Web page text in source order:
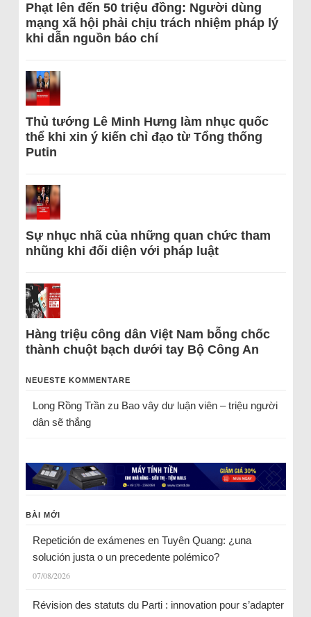
Phạt lên đến 50 triệu đồng: Người dùng
mạng xã hội phải chịu trách nhiệm pháp lý
khi dẫn nguồn báo chí
Thủ tướng Lê Minh Hưng làm nhục quốc
thể khi xin ý kiến chỉ đạo từ Tổng thống
Putin
Sự nhục nhã của những quan chức tham
nhũng khi đối diện với pháp luật
Hàng triệu công dân Việt Nam bỗng chốc
thành chuột bạch dưới tay Bộ Công An
NEUESTE KOMMENTARE
Long Rồng Trầnzu Bao vây dư luận viên – triệu người
dân sẽ thắng
BÀI MỚI
Repetición de exámenes en Tuyên Quang: ¿una
solución justa o un precedente polémico?
07/08/2026
Révision des statuts du Parti : innovation pour s’adapter